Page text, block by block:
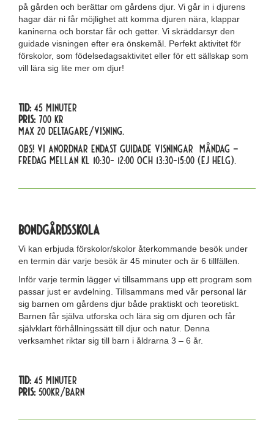
på gården och berättar om gårdens djur. Vi går in i djurens
hagar där ni får möjlighet att komma djuren nära, klappar
kaninerna och borstar får och getter. Vi skräddarsyr den
guidade visningen efter era önskemål. Perfekt aktivitet för
förskolor, som födelsedagsaktivitet eller för ett sällskap som
vill lära sig lite mer om djur!
Tid:45 minuter
Pris:700 kr
Max 20 deltagare/visning.
​Obs! Vi anordnar endast guidade visningar måndag –
fredag mellan kl 10:30- 12:00 och 13:30-15:00 (ej helg).
Bondgårdsskola
Vi kan erbjuda förskolor/skolor återkommande besök under
en termin där varje besök är 45 minuter och är 6 tillfällen.
Inför varje termin lägger vi tillsammans upp ett program som
passar just er avdelning. Tillsammans med vår personal lär
sig barnen om gårdens djur både praktiskt och teoretiskt.
Barnen får själva utforska och lära sig om djuren och får
självklart förhållningssätt till djur och natur. Denna
verksamhet riktar sig till barn i åldrarna 3 – 6 år.
Tid:45 minuter
Pris:500kr/barn